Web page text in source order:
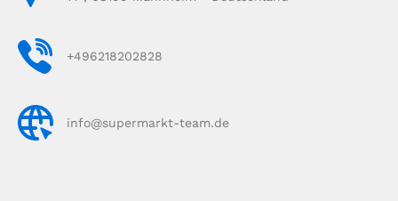
+496218202828
info@supermarkt-team.de